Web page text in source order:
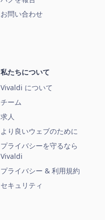
お問い合わせ
私たちについて
Vivaldi について
チーム
求人
より良いウェブのために
プライバシーを守るなら
Vivaldi
プライバシー & 利用規約
セキュリティ